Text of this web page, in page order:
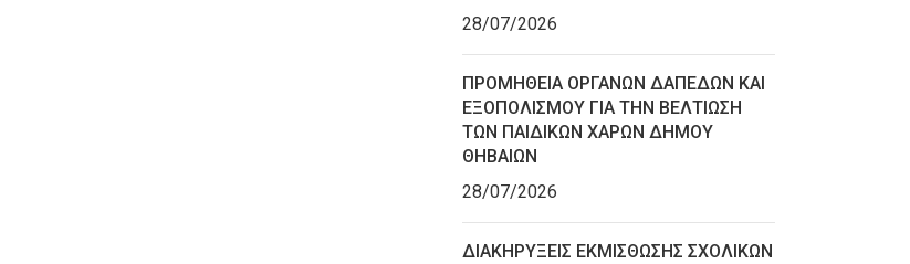
28/07/2026
ΠΡΟΜΗΘΕΙΑ ΟΡΓΑΝΩΝ ΔΑΠΕΔΩΝ ΚΑΙ
ΕΞΟΠΟΛΙΣΜΟΥ ΓΙΑ ΤΗΝ ΒΕΛΤΙΩΣΗ
ΤΩΝ ΠΑΙΔΙΚΩΝ ΧΑΡΩΝ ΔΗΜΟΥ
ΘΗΒΑΙΩΝ
28/07/2026
ΔΙΑΚΗΡΥΞΕΙΣ ΕΚΜΙΣΘΩΣΗΣ ΣΧΟΛΙΚΩΝ